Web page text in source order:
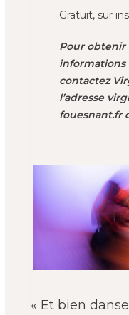
Gratuit, sur
Pour obtenir
informations
contactez
l’adresse
fouesnant.fr
« Et bien